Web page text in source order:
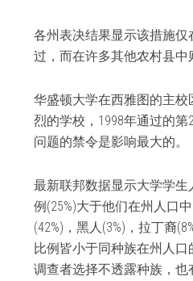
各州表决结果显示该措施仅
过，而在许多其他农村县中
华盛顿大学在西雅图的主
烈的学校，1998年通过的
问题的禁令是影响最大的。
最新联邦数据显示大学学
例(25%)大于他们在州人口
(42%)，黑人(3%)，拉丁裔
比例皆小于同种族在州人
调查者选择不透露种族，